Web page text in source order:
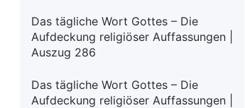
Das tägliche Wort Gottes – Die
Aufdeckung religiöser Auffassungen |
Auszug 286
Das tägliche Wort Gottes – Die
Aufdeckung religiöser Auffassungen |